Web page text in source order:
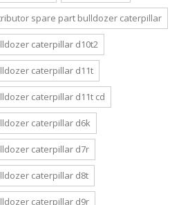
spare part bulldozer caterpillar
caterpillar d10t2
caterpillar d11t
caterpillar d11t cd
caterpillar d6k
caterpillar d7r
caterpillar d8t
caterpillar d9r